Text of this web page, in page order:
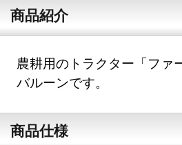
商品紹介
農耕用のトラクター「ファ
バルーンです。
商品仕様